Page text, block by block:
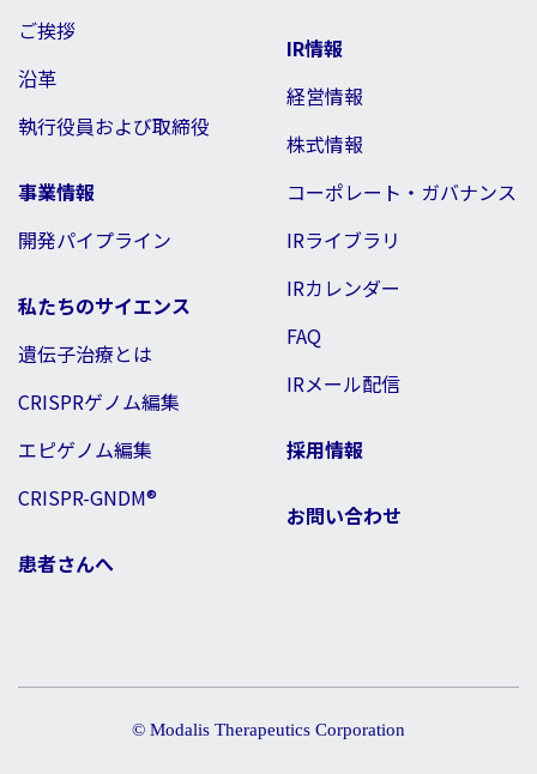
ご挨拶
沿革
執行役員および取締役
事業情報
開発パイプライン
私たちのサイエンス
遺伝子治療とは
CRISPRゲノム編集
エピゲノム編集
CRISPR-GNDM®
患者さんへ
IR情報
経営情報
株式情報
コーポレート・ガバナンス
IRライブラリ
IRカレンダー
FAQ
IRメール配信
採用情報
お問い合わせ
© Modalis Therapeutics Corporation